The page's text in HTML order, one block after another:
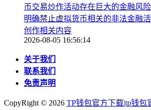
币交易炒作活动存在巨大的金融风
明确禁止虚拟货币相关的非法金融
创作相关内容
2026-08-05 16:56:14
关于我们
联系我们
免责声明
CopyRight © 2026 TP钱包官方下载|tp钱包